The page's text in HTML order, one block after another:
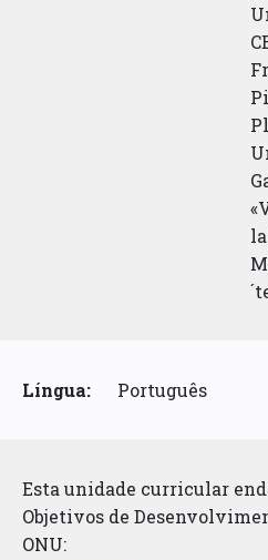
Língua: Português
Esta unidade curricular
Objetivos de
ONU: